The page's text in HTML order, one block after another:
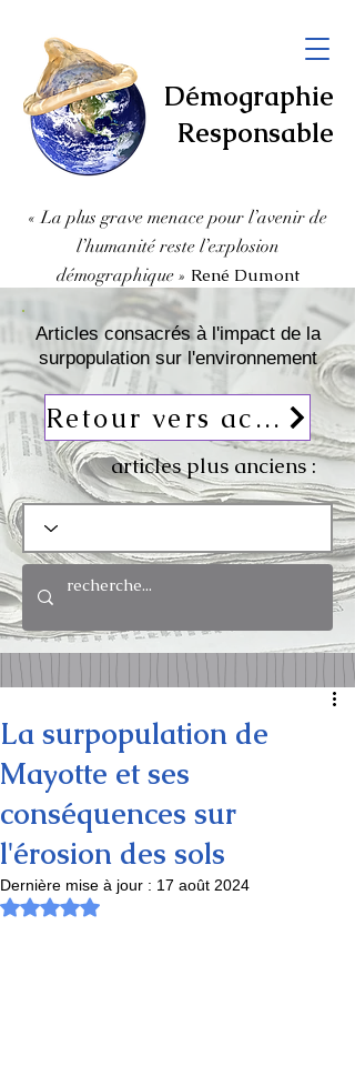
Démographie
Responsable
« La plus grave menace pour l’avenir de
l’humanité reste l’explosion
démographique » René Dumont
Articles consacrés à l'impact de la
surpopulation sur l'environnement
Retour vers actualités
articles plus anciens :
La surpopulation de
Mayotte et ses
conséquences sur
l'érosion des sols
Dernière mise à jour : 17 août 2024
Noté NaN étoiles sur 5.